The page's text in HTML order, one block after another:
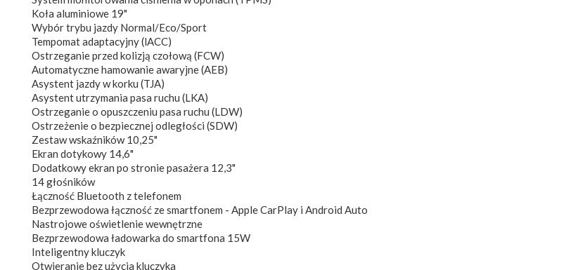
Koła aluminiowe 19"
Wybór trybu jazdy Normal/Eco/Sport
Tempomat adaptacyjny (lACC)
Ostrzeganie przed kolizją czołową (FCW)
Automatyczne hamowanie awaryjne (AEB)
Asystent jazdy w korku (TJA)
Asystent utrzymania pasa ruchu (LKA)
Ostrzeganie o opuszczeniu pasa ruchu (LDW)
Ostrzeżenie o bezpiecznej odległości (SDW)
Zestaw wskaźników 10,25"
Ekran dotykowy 14,6"
Dodatkowy ekran po stronie pasażera 12,3"
14 głośników
Łączność Bluetooth z telefonem
Bezprzewodowa łączność ze smartfonem - Apple CarPlay i Android Auto
Nastrojowe oświetlenie wewnętrzne
Bezprzewodowa ładowarka do smartfona 15W
Inteligentny kluczyk
Otwieranie bez użycia kluczyka